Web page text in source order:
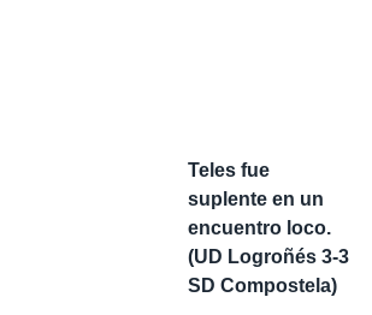
Teles fue
suplente en un
encuentro loco.
(UD Logroñés 3-3
SD Compostela)